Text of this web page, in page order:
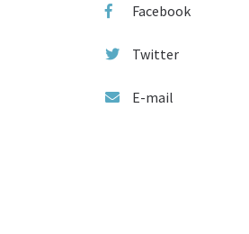
Facebook
Twitter
E-mail